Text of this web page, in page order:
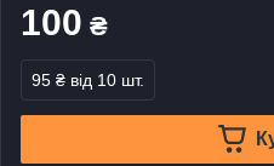
100 ₴
95 ₴ від 10 шт.